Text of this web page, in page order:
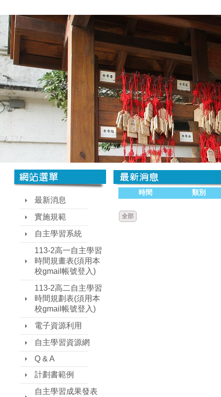
最新消息
實施規範
自主學習系統
113-2高一自主學習
時間規畫表(須用本
校gmail帳號登入)
113-2高二自主學習
時間規劃表(須用本
校gmail帳號登入)
電子資源利用
自主學習資源網
Q & A
計劃書範例
自主學習成果發表
時間 類別
全部